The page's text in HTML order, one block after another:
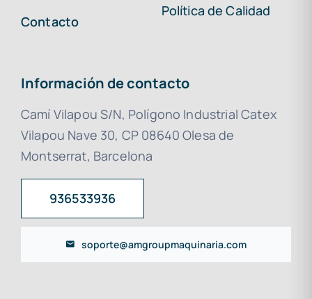
Contacto
Política de Calidad
Información de contacto
Camí Vilapou S/N, Polígono Industrial Catex
Vilapou Nave 30, CP 08640 Olesa de
Montserrat, Barcelona
936533936
soporte@amgroupmaquinaria.com